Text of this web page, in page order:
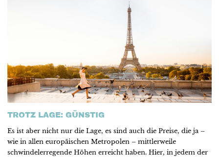
TROTZ LAGE: GÜNSTIG
Es ist aber nicht nur die Lage, es sind auch die Preise, die ja –
wie in allen europäischen Metropolen – mittlerweile
schwindelerregende Höhen erreicht haben. Hier, in jedem der